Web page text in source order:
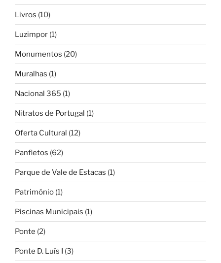
Livros (10)
Luzimpor (1)
Monumentos (20)
Muralhas (1)
Nacional 365 (1)
Nitratos de Portugal (1)
Oferta Cultural (12)
Panfletos (62)
Parque de Vale de Estacas (1)
Património (1)
Piscinas Municipais (1)
Ponte (2)
Ponte D. Luís I (3)